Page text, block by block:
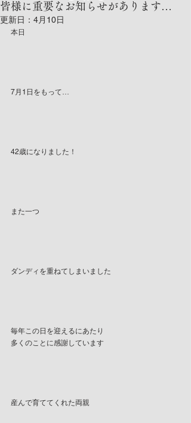
皆様に重要なお知らせがあります…
更新日： 4月10日
本日
7月1日をもって…
42歳になりました！
また一つ
ダンディを重ねてしまいました
毎年この日を迎えるにあたり
多くのことに感謝しています
産んで育ててくれた両親